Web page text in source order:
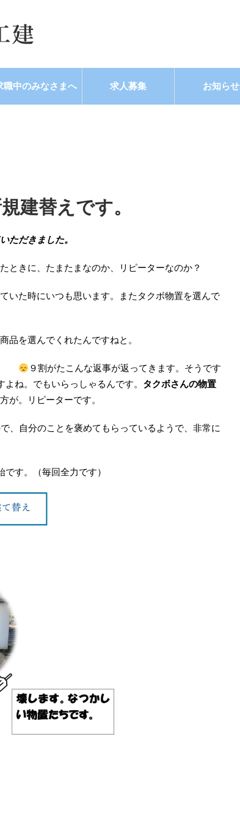
職中のみなさまへ 求人募集 お知らせ
建替えです。
ただきました。
ときに、たまたまなのか、リピーターなのか？
いた時にいつも思います。またタクボ物置を選んで
品を選んでくれたんですねと。
！
９割がたこんな返事が返ってきます。そうです
ね。でもいらっしゃるんです。 タクボさんの物置
が。リピーターです。
、自分のことを褒めてもらっているようで、非常に
す。（毎回全力です）